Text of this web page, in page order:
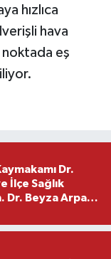
hızlıca
hava
eş
Dr.
İlçe Sağlık
Dr. Beyza Arpacı